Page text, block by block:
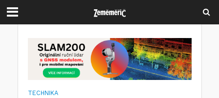
TECHNIKA